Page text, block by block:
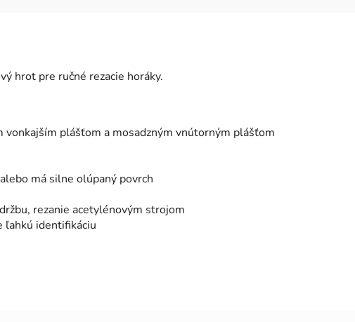
hrot pre ručné rezacie horáky.
plášťom a mosadzným vnútorným plášťom
má silne olúpaný povrch
rezanie acetylénovým strojom
identifikáciu